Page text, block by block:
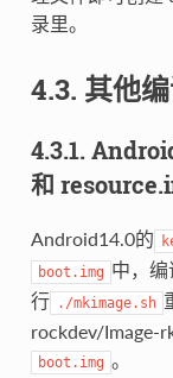
录里。
4.3. 其他
4.3.1.
和
Android14.0的
boot.img 中，
行 ./mkimage.sh
rockdev/Image-
boot.img 。